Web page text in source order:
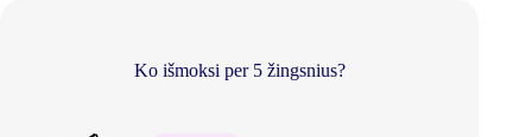
Ko išmoksi per 5 žingsnius?